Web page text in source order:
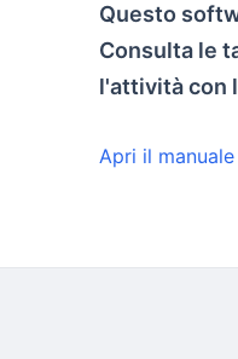
Questo
Consulta le
l'attività con
Apri il manuale